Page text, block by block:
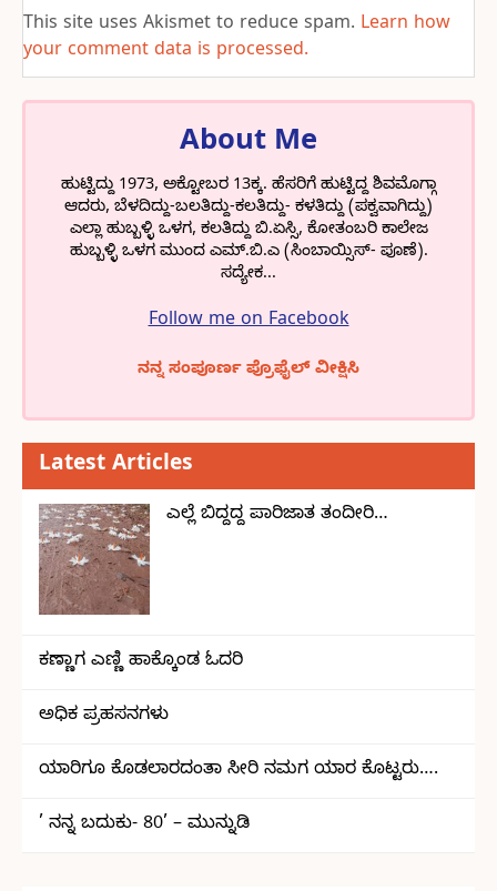
This site uses Akismet to reduce spam. Learn how
your comment data is processed.
About Me
ಹುಟ್ಟಿದ್ದು 1973, ಅಕ್ಟೋಬರ 13ಕ್ಕ. ಹೆಸರಿಗೆ ಹುಟ್ಟಿದ್ದ ಶಿವಮೊಗ್ಗಾ
ಆದರು, ಬೆಳದಿದ್ದು-ಬಲತಿದ್ದು-ಕಲತಿದ್ದು- ಕಳತಿದ್ದು (ಪಕ್ವವಾಗಿದ್ದು)
ಎಲ್ಲಾ ಹುಬ್ಬಳ್ಳಿ ಒಳಗ, ಕಲತಿದ್ದು ಬಿ.ಏಸ್ಸಿ, ಕೋತಂಬರಿ ಕಾಲೇಜ
ಹುಬ್ಬಳ್ಳಿ ಒಳಗ ಮುಂದ ಎಮ್.ಬಿ.ಎ (ಸಿಂಬಾಯ್ಸಿಸ್- ಪೂಣೆ).
ಸದ್ಯೇಕ...
Follow me on Facebook
ನನ್ನ ಸಂಪೂರ್ಣ ಪ್ರೊಫೈಲ್ ವೀಕ್ಷಿಸಿ
Latest Articles
ಎಲ್ಲೆ ಬಿದ್ದದ್ದ ಪಾರಿಜಾತ ತಂದೀರಿ…
ಕಣ್ಣಾಗ ಎಣ್ಣಿ ಹಾಕ್ಕೊಂಡ ಓದರಿ
ಅಧಿಕ ಪ್ರಹಸನಗಳು
ಯಾರಿಗೂ ಕೊಡಲಾರದಂತಾ ಸೀರಿ ನಮಗ ಯಾರ ಕೊಟ್ಟರು….
’ ನನ್ನ ಬದುಕು- 80’ – ಮುನ್ನುಡಿ